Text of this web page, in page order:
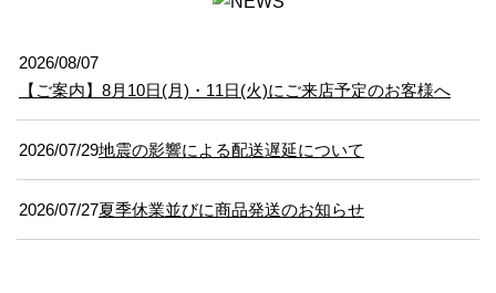
2026/08/07
【ご案内】8月10日(月)・11日(火)にご来店予定のお客様へ
2026/07/29地震の影響による配送遅延について
2026/07/27夏季休業並びに商品発送のお知らせ